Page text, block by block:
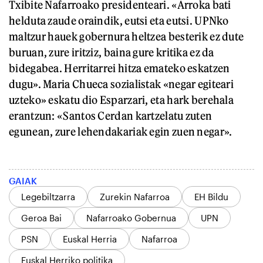
Txibite Nafarroako presidenteari. «Arroka bati
helduta zaude oraindik, eutsi eta eutsi. UPNko
maltzur hauek gobernura heltzea besterik ez dute
buruan, zure iritziz, baina gure kritika ez da
bidegabea. Herritarrei hitza emateko eskatzen
dugu». Maria Chueca sozialistak «negar egiteari
uzteko» eskatu dio Esparzari, eta hark berehala
erantzun: «Santos Cerdan kartzelatu zuten
egunean, zure lehendakariak egin zuen negar».
GAIAK
Legebiltzarra
Zurekin Nafarroa
EH Bildu
Geroa Bai
Nafarroako Gobernua
UPN
PSN
Euskal Herria
Nafarroa
Euskal Herriko politika